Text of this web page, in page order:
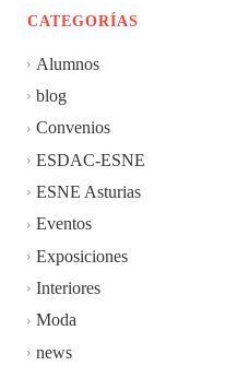
CATEGORÍAS
Alumnos
blog
Convenios
ESDAC-ESNE
ESNE Asturias
Eventos
Exposiciones
Interiores
Moda
news